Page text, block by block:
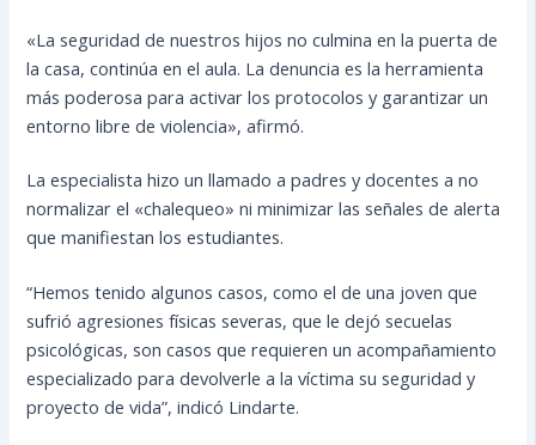
«La seguridad de nuestros hijos no culmina en la puerta de
la casa, continúa en el aula. La denuncia es la herramienta
más poderosa para activar los protocolos y garantizar un
entorno libre de violencia», afirmó.
La especialista hizo un llamado a padres y docentes a no
normalizar el «chalequeo» ni minimizar las señales de alerta
que manifiestan los estudiantes.
“Hemos tenido algunos casos, como el de una joven que
sufrió agresiones físicas severas, que le dejó secuelas
psicológicas, son casos que requieren un acompañamiento
especializado para devolverle a la víctima su seguridad y
proyecto de vida”, indicó Lindarte.